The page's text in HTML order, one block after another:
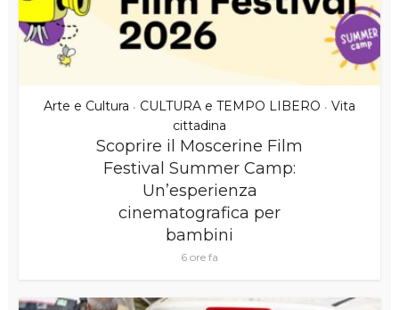
Arte e Cultura • CULTURA e TEMPO LIBERO • Vita
cittadina
Scoprire il Moscerine Film
Festival Summer Camp:
Un’esperienza
cinematografica per
bambini
6 ore fa